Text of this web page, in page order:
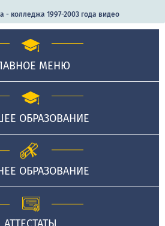
- колледжа 1997-2003 года видео
МЕНЮ
ОБРАЗОВАНИЕ
ОБРАЗОВАНИЕ